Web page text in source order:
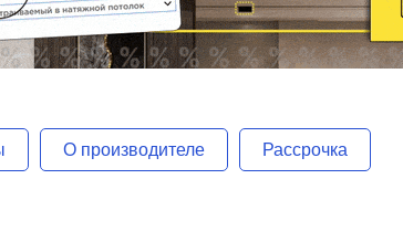
О производителе Рассрочка